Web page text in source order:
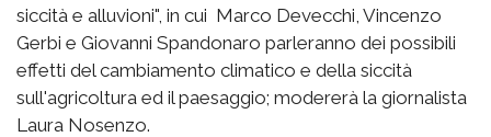
siccità e alluvioni", in cui Marco Devecchi, Vincenzo
Gerbi e Giovanni Spandonaro parleranno dei possibili
effetti del cambiamento climatico e della siccità
sull'agricoltura ed il paesaggio; modererà la giornalista
Laura Nosenzo.